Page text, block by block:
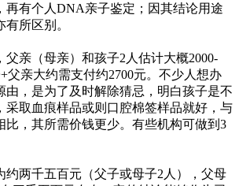
再有个人DNA亲子鉴定；因其结论用途
所区别。
父亲（母亲）和孩子2人估计大概2000-
父亲大约需支付约2700元。不少人想办
由，是为了及时解除猜忌，明白孩子是不
采取血痕样品或则口腔棉签样品就好，与
比，其所需价钱更少。有些机构可做到3
约两千五百元（父子或母子2人），父母